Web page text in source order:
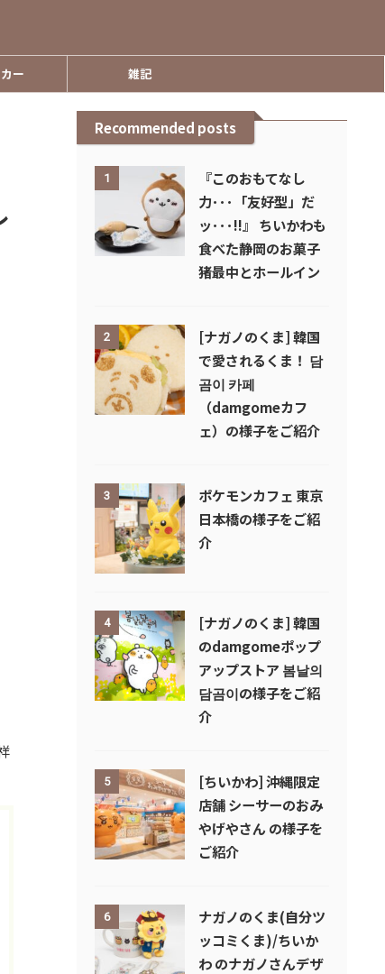
ー 雑記
Recommended posts
1
『このおもてなし
力･･･「友好型」だ
ッ･･･!!』 ちいかわも
食べた静岡のお菓子
猪最中とホールイン
2
[ナガノのくま] 韓国
で愛されるくま！ 담
곰이 카페
（damgomeカフ
ェ）の様子をご紹介
3
ポケモンカフェ 東京
日本橋の様子をご紹
介
4
[ナガノのくま] 韓国
のdamgomeポップ
アップストア 봄날의
담곰이の様子をご紹
介
5
[ちいかわ] 沖縄限定
店舗 シーサーのおみ
やげやさん の様子を
ご紹介
6
ナガノのくま(自分ツ
ッコミくま)/ちいか
わ のナガノさんデザ